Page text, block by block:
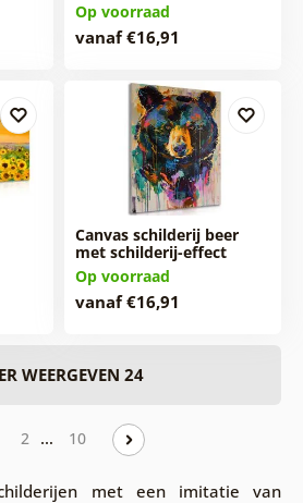
Op voorraad
vanaf €16,91
Canvas schilderij beer
met schilderij-effect
Op voorraad
vanaf €16,91
WEERGEVEN 24
2 … 10
met een imitatie van